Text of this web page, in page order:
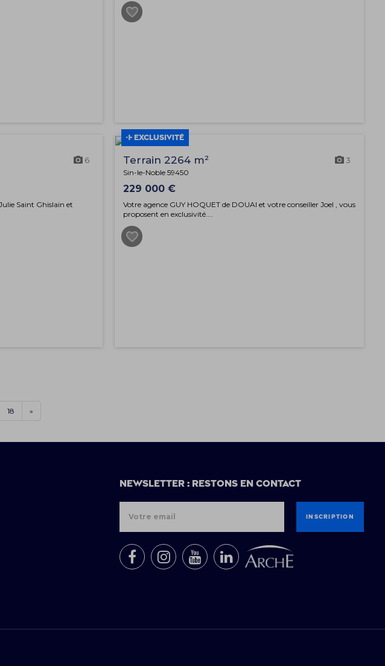
6
EXCLUSIVITÉ
Terrain 2264 m² 3
Sin-le-Noble 59450
229 000 €
Votre agence GUY HOQUET de DOUAI et votre conseiller Joel , vous
proposent en exclusivité....
18 »
Newsletter : restons en contact
INSCRIPTION